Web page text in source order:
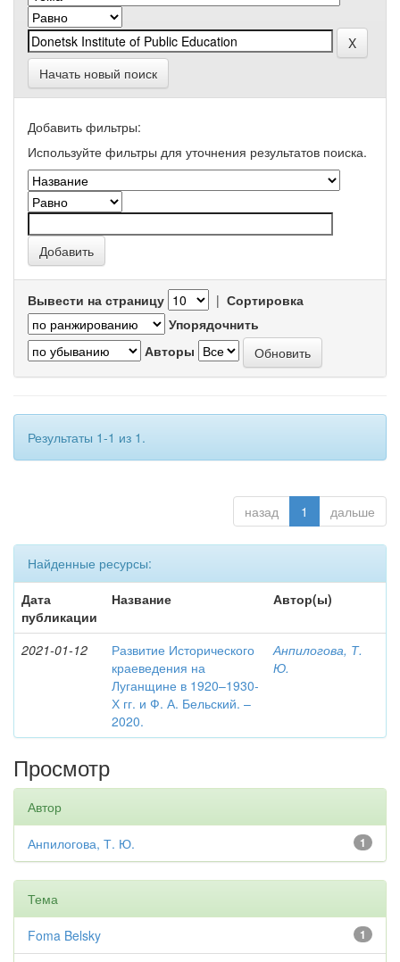
Начать новый поиск
Добавить фильтры:
Используйте фильтры для уточнения результатов поиска.
Вывести на страницу | Сортировка
Упорядочнить
Авторы
Результаты 1-1 из 1.
назад 1 дальше
Найденные ресурсы:
Дата
публикации
Название Автор(ы)
2021-01-12
Развитие Исторического
краеведения на
Луганщине в 1920–1930-
Х гг. и Ф. А. Бельский. –
2020.
Анпилогова, Т.
Ю.
Просмотр
Автор
1
Анпилогова, Т. Ю.
Тема
1
Foma Belsky